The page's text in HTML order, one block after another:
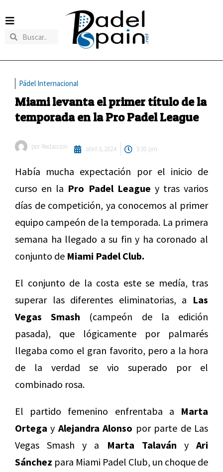
Pádel Internacional
Miami levanta el primer título de la
temporada en la Pro Padel League
por Redaccion abril 8, 2024 3:30 pm
Había mucha expectación por el inicio de
curso en la Pro Padel League y tras varios
días de competición, ya conocemos al primer
equipo campeón de la temporada. La primera
semana ha llegado a su fin y ha coronado al
conjunto de Miami Padel Club.
El conjunto de la costa este se medía, tras
superar las diferentes eliminatorias, a Las
Vegas Smash (campeón de la edición
pasada), que lógicamente por palmarés
llegaba como el gran favorito, pero a la hora
de la verdad se vio superado por el
combinado rosa.
El partido femenino enfrentaba a Marta
Ortega y Alejandra Alonso por parte de Las
Vegas Smash y a Marta Talaván yAri
Sánchez para Miami Padel Club, un choque de